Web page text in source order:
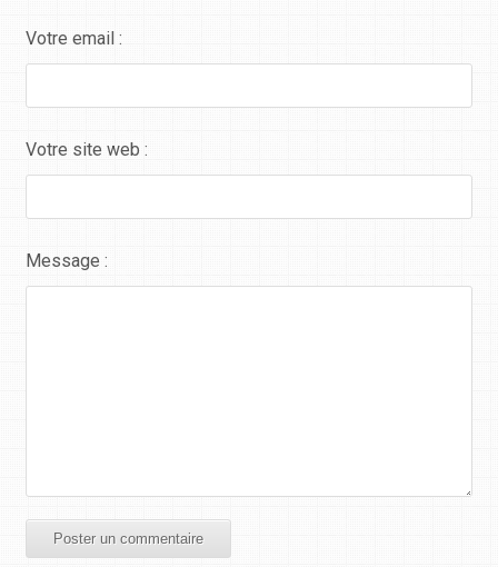
Votre email :
Votre site web :
Message :